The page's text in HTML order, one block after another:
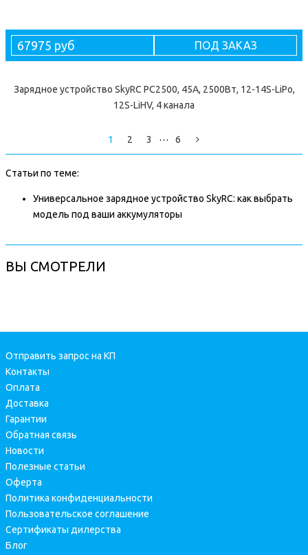
67975 руб ПОД ЗАКАЗ
Зарядное устройство SkyRC PC2500, 45А, 2500Вт, 12-14S-LiPo,
12S-LiHV, 4 канала
1 2 3 … 6
Статьи по теме:
Универсальное зарядное устройство SkyRC: как выбрать
модель под ваши аккумуляторы
ВЫ СМОТРЕЛИ
Отправить запрос на КП
Контакты
Оплата
Доставка
Гарантии
Обратная связь
Новости
Полезные статьи
Оферта
Политика конфиденциальности
Пользовательское соглашение
Сертификаты дилерства
Блог